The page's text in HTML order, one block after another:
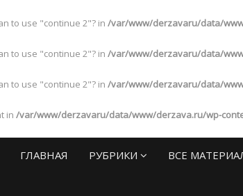
to use "continue 2"? in /var/www/derzavaru/data/
to use "continue 2"? in /var/www/derzavaru/data/
to use "continue 2"? in /var/www/derzavaru/data/
in /var/www/derzavaru/data/www/derzava.ru/wp-
ГЛАВНАЯ РУБРИКИ ВСЕ